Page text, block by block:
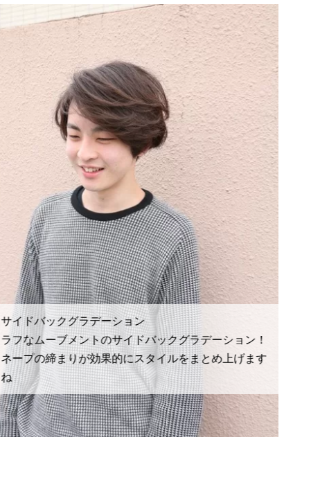
サイドバックグラデーション
ラフなムーブメントのサイドバックグラデーション！
ネープの締まりが効果的にスタイルをまとめ上げます
ね